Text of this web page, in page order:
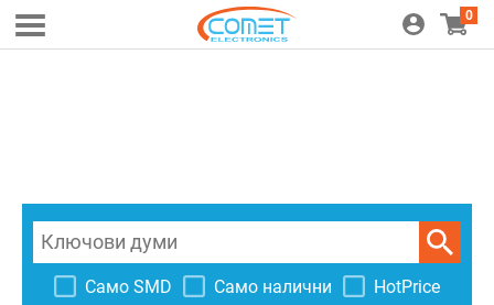
0
Само SMD Само налични HotPrice